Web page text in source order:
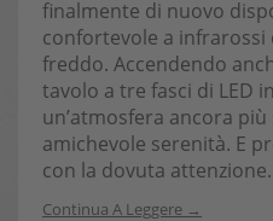
finalmente di nuovo
confortevole a
freddo. Accendendo
tavolo a tre fasci di LED
un’atmosfera ancora
amichevole serenità. E
con la dovuta attenzione.
Continua A Leggere